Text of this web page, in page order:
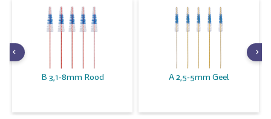
B 3,1-8mm Rood A 2,5-5mm Geel